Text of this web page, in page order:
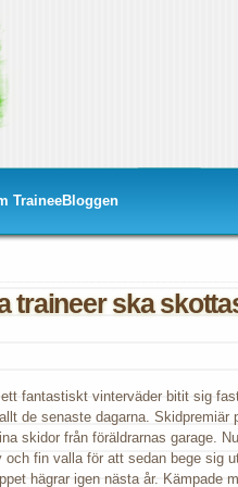
TraineeBloggen
traineer ska
fantastiskt vinterväder bitit sig
de senaste dagarna. Skidpremiär
skidor från föräldrarnas garage.
fin valla för att sedan bege sig
hägrar igen nästa år. Kämpade